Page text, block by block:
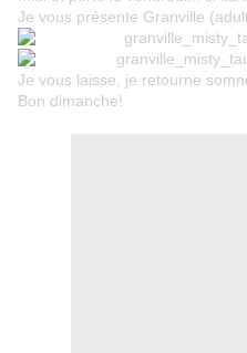
Je vous présente Granville
Je vous laisse, je retourne
Bon dimanche!